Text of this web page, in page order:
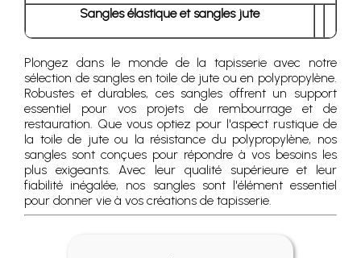
Sangles élastique et sangles jute
Plongez dans le monde de la tapisserie avec notre
sélection de sangles en toile de jute ou en polypropylène.
Robustes et durables, ces sangles offrent un support
essentiel pour vos projets de rembourrage et de
restauration. Que vous optiez pour l'aspect rustique de
la toile de jute ou la résistance du polypropylène, nos
sangles sont conçues pour répondre à vos besoins les
plus exigeants. Avec leur qualité supérieure et leur
fiabilité inégalée, nos sangles sont l'élément essentiel
pour donner vie à vos créations de tapisserie.